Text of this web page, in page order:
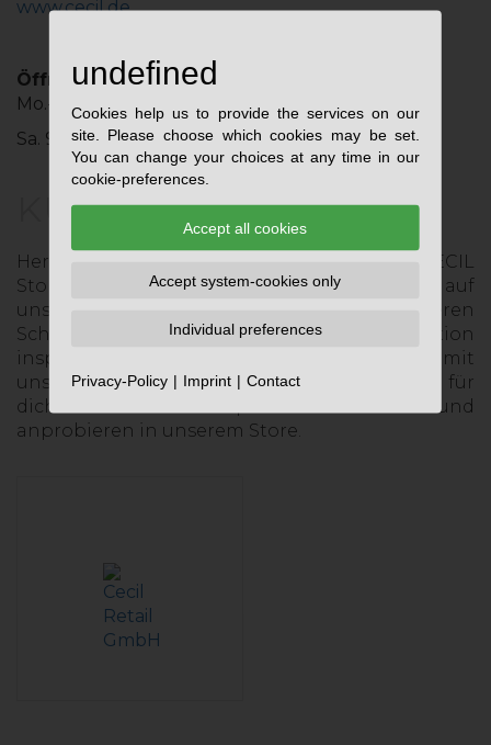
www.cecil.de
Öffnungszeiten:
Mo.-Fr. 9:30 Uhr - 19:00 Uhr
Sa. 9:30 Uhr - 18:00 Uhr
KURZPORTRAIT
Herzlich Willkommen bei CECIL und im CECIL
Store, lass dich in unserem Store oder auf
unseren Social Media Seiten von unseren
Schnitten und Styles der aktuellen Kollektion
inspirieren. Wir wünschen Dir viel Spaß mit
unserer Mode, die wir mit viel Leidenschaft für
dich machen und viel Spaß beim entdecken und
anprobieren in unserem Store.
undefined
Cookies help us to provide the services on our
site. Please choose which cookies may be set.
You can change your choices at any time in our
cookie-preferences.
Accept all cookies
Accept system-cookies only
Individual preferences
Privacy-Policy Imprint Contact